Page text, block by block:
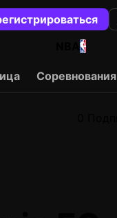
NBA
Соревнования